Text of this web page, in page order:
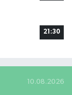
21:30
10.08.2026